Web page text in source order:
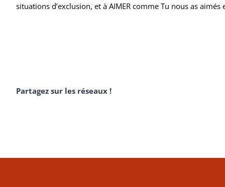
situations d’exclusion, et à AIMER comme Tu nous as
Partagez sur les réseaux !